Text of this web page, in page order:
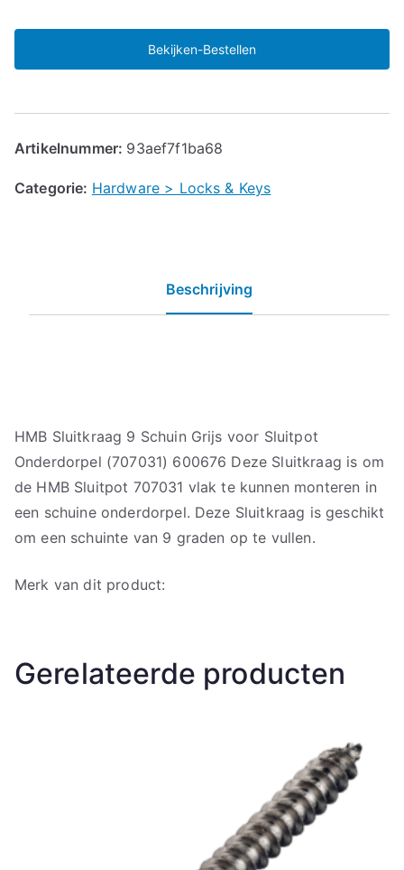
Bekijken-Bestellen
Artikelnummer: 93aef7f1ba68
Categorie: Hardware > Locks & Keys
Beschrijving
HMB Sluitkraag 9 Schuin Grijs voor Sluitpot
Onderdorpel (707031) 600676 Deze Sluitkraag is om
de HMB Sluitpot 707031 vlak te kunnen monteren in
een schuine onderdorpel. Deze Sluitkraag is geschikt
om een schuinte van 9 graden op te vullen.
Merk van dit product:
Gerelateerde producten